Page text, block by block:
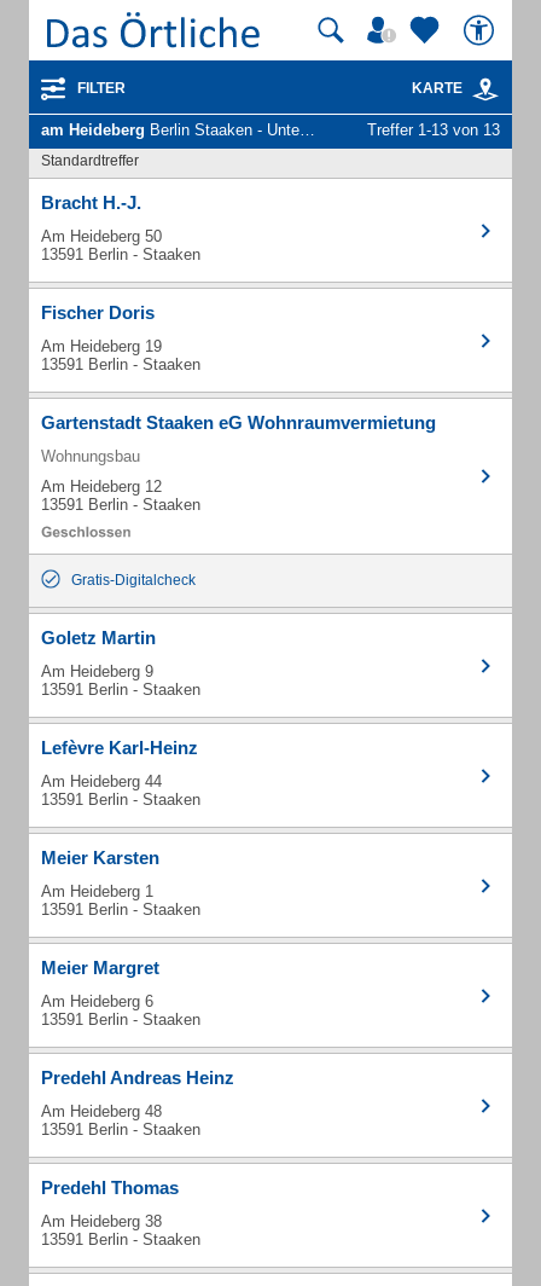
FILTER KARTE
am Heideberg Berlin Staaken - Unternehmen und Personen Treffer 1-13 von 13
Standardtreffer
Bracht H.-J.
Am Heideberg 50
13591 Berlin - Staaken
Fischer Doris
Am Heideberg 19
13591 Berlin - Staaken
Gartenstadt Staaken eG Wohnraumvermietung
Wohnungsbau
Am Heideberg 12
13591 Berlin - Staaken
Gratis-Digitalcheck
Goletz Martin
Am Heideberg 9
13591 Berlin - Staaken
Lefèvre Karl-Heinz
Am Heideberg 44
13591 Berlin - Staaken
Meier Karsten
Am Heideberg 1
13591 Berlin - Staaken
Meier Margret
Am Heideberg 6
13591 Berlin - Staaken
Predehl Andreas Heinz
Am Heideberg 48
13591 Berlin - Staaken
Predehl Thomas
Am Heideberg 38
13591 Berlin - Staaken